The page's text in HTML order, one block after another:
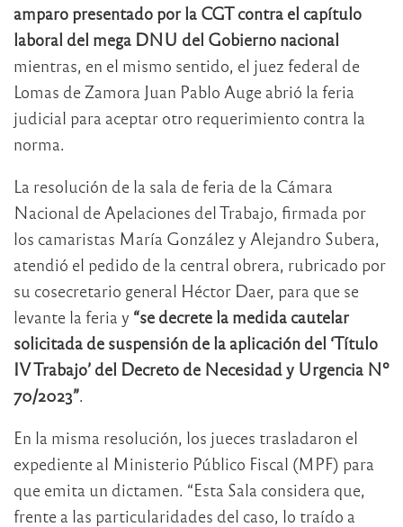
amparo presentado por la CGT contra el capítulo
laboral del mega DNU del Gobierno nacional
mientras, en el mismo sentido, el juez federal de
Lomas de Zamora Juan Pablo Auge abrió la feria
judicial para aceptar otro requerimiento contra la
norma.
La resolución de la sala de feria de la Cámara
Nacional de Apelaciones del Trabajo, firmada por
los camaristas María González y Alejandro Subera,
atendió el pedido de la central obrera, rubricado por
su cosecretario general Héctor Daer, para que se
levante la feria y “se decrete la medida cautelar
solicitada de suspensión de la aplicación del ‘Título
IV Trabajo’ del Decreto de Necesidad y Urgencia Nº
70/2023”.
En la misma resolución, los jueces trasladaron el
expediente al Ministerio Público Fiscal (MPF) para
que emita un dictamen. “Esta Sala considera que,
frente a las particularidades del caso, lo traído a